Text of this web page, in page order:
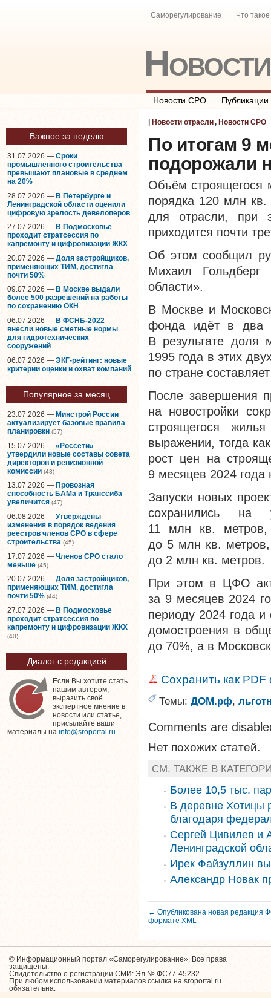
Саморегулирование Что
Новости СРО Публикации
Важное за неделю
31.07.2026 — Сроки
промышленного строительства
превышают плановые в среднем
на 20%
28.07.2026 — В Петербурге и
Ленинградской области оценили
цифровую зрелость девелоперов
27.07.2026 — В Подмосковье
проходит стратсессия по
капремонту и цифровизации ЖКХ
20.07.2026 — Доля застройщиков,
применяющих ТИМ, достигла
почти 50%
09.07.2026 — В Москве выдали
более 500 разрешений на работы
по сохранению ОКН
06.07.2026 — В ФСНБ-2022
внесли новые сметные нормы
для гидротехнических
сооружений
06.07.2026 — ЭКГ-рейтинг: новые
критерии оценки и охват компаний
Популярное за месяц
23.07.2026 — Минстрой России
актуализирует базовые правила
планировки (57)
15.07.2026 — «Россети»
утвердили новые составы совета
директоров и ревизионной
комиссии (48)
13.07.2026 — Провозная
способность БАМа и Транссиба
увеличится (47)
06.08.2026 — Утверждены
изменения в порядок ведения
реестров членов СРО в сфере
строительства (45)
17.07.2026 — Членов СРО стало
меньше (45)
20.07.2026 — Доля застройщиков,
применяющих ТИМ, достигла
почти 50% (44)
27.07.2026 — В Подмосковье
проходит стратсессия по
капремонту и цифровизации ЖКХ
(40)
Диалог с редакцией
Если Вы хотите стать
нашим автором,
выразить своё
экспертное мнение в
новости или статье,
присылайте ваши
материалы на info@sroportal.ru
Новости отрасли, Новости СРО
По итогам 9
подорожали
Объём строящегося
порядка 120 млн
для отрасли, при
приходится почти
Об этом сообщил
Михаил
области».
В Москве и
фонда идёт в два
В результате доля
1995 года в этих
по стране
После завершения
на новостройки
строящегося
выражении, тогда
рост цен на
9 месяцев 2024
Запуски новых
сохранились на
11 млн кв.
до 5 млн кв.
до 2 млн кв. метров.
При этом в ЦФО
за 9 месяцев 2024
периоду 2024 года
домостроения в
до 70%, а в
Сохранить как
Темы: ДОМ.рф,
Comments are
Нет похожих статей.
СМ. ТАКЖЕ В
Более 10,5 тыс.
В деревне Хотицы
благодаря
Сергей Цивилев и
Ленинградской
Ирек Файзуллин
Александр Новак
← Опубликована новая редакция
формате XML
© Информационный портал «Саморегулирование». Все права
защищены.
Свидетельство о регистрации СМИ: Эл № ФС77-45232
При любом использовании материалов ссылка на sroportal.ru
обязательна.